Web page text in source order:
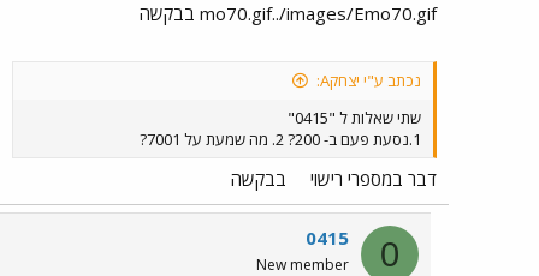
mo70.gif../images/Emo70.gif בבקשה
נכתב ע"י יצחקA:
שתי שאלות ל "0415"
1.נסעת פעם ב- 200? 2. מה שמעת על 7001?
דבר במספרי רישוי בבקשה
0
0415
New member